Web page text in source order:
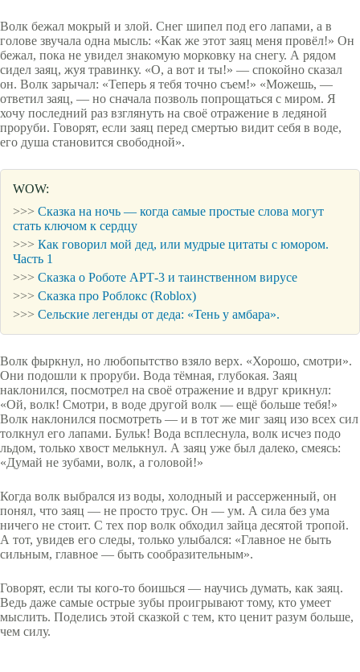
Волк бежал мокрый и злой. Снег шипел под его лапами, а в
голове звучала одна мысль: «Как же этот заяц меня провёл!» Он
бежал, пока не увидел знакомую морковку на снегу. А рядом
сидел заяц, жуя травинку. «О, а вот и ты!» — спокойно сказал
он. Волк зарычал: «Теперь я тебя точно съем!» «Можешь, —
ответил заяц, — но сначала позволь попрощаться с миром. Я
хочу последний раз взглянуть на своё отражение в ледяной
проруби. Говорят, если заяц перед смертью видит себя в воде,
его душа становится свободной».
WOW:
>>> Сказка на ночь — когда самые простые слова могут
стать ключом к сердцу
>>> Как говорил мой дед, или мудрые цитаты с юмором.
Часть 1
>>> Сказка о Роботе АРТ-3 и таинственном вирусе
>>> Сказка про Роблокс (Roblox)
>>> Сельские легенды от деда: «Тень у амбара».
Волк фыркнул, но любопытство взяло верх. «Хорошо, смотри».
Они подошли к проруби. Вода тёмная, глубокая. Заяц
наклонился, посмотрел на своё отражение и вдруг крикнул:
«Ой, волк! Смотри, в воде другой волк — ещё больше тебя!»
Волк наклонился посмотреть — и в тот же миг заяц изо всех сил
толкнул его лапами. Бульк! Вода всплеснула, волк исчез подо
льдом, только хвост мелькнул. А заяц уже был далеко, смеясь:
«Думай не зубами, волк, а головой!»
Когда волк выбрался из воды, холодный и рассерженный, он
понял, что заяц — не просто трус. Он — ум. А сила без ума
ничего не стоит. С тех пор волк обходил зайца десятой тропой.
А тот, увидев его следы, только улыбался: «Главное не быть
сильным, главное — быть сообразительным».
Говорят, если ты кого-то боишься — научись думать, как заяц.
Ведь даже самые острые зубы проигрывают тому, кто умеет
мыслить. Поделись этой сказкой с тем, кто ценит разум больше,
чем силу.